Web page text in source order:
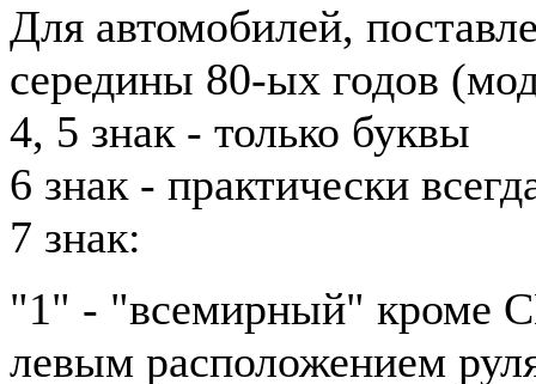
Для автомобилей,
середины 80-ых годов
4, 5 знак - только буквы
6 знак - практически
7 знак:
"1" - "всемирный" кроме
левым расположением